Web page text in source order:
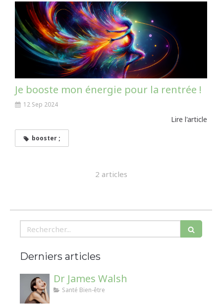
Je booste mon énergie pour la rentrée !
12 Sep 2024
Lire l'article
booster ;
2 articles
Rechercher
Derniers articles
Dr James Walsh
Santé Bien-être